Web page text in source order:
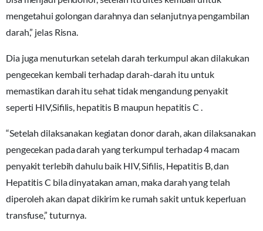
mengetahui golongan darahnya dan selanjutnya pengambilan
darah,” jelas Risna.
Dia juga menuturkan setelah darah terkumpul akan dilakukan
pengecekan kembali terhadap darah-darah itu untuk
memastikan darah itu sehat tidak mengandung penyakit
seperti HIV,Sifilis, hepatitis B maupun hepatitis C .
“Setelah dilaksanakan kegiatan donor darah, akan dilaksanakan
pengecekan pada darah yang terkumpul terhadap 4 macam
penyakit terlebih dahulu baik HIV, Sifilis, Hepatitis B, dan
Hepatitis C bila dinyatakan aman, maka darah yang telah
diperoleh akan dapat dikirim ke rumah sakit untuk keperluan
transfuse,” tuturnya.